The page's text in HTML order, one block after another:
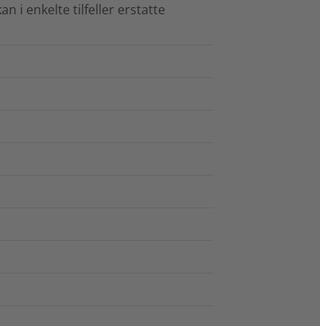
i enkelte tilfeller erstatte